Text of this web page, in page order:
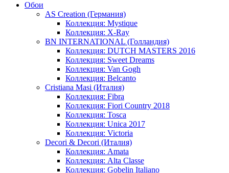
Обои
AS Creation (Германия)
Коллекция: Mystique
Коллекция: X-Ray
BN INTERNATIONAL (Голландия)
Коллекция: DUTCH MASTERS 2016
Коллекция: Sweet Dreams
Коллекция: Van Gogh
Коллекция: Belcanto
Cristiana Masi (Италия)
Коллекция: Fibra
Коллекция: Fiori Country 2018
Коллекция: Tosca
Коллекция: Unica 2017
Коллекция: Victoria
Decori & Decori (Италия)
Коллекция: Amata
Коллекция: Alta Classe
Коллекция: Gobelin Italiano